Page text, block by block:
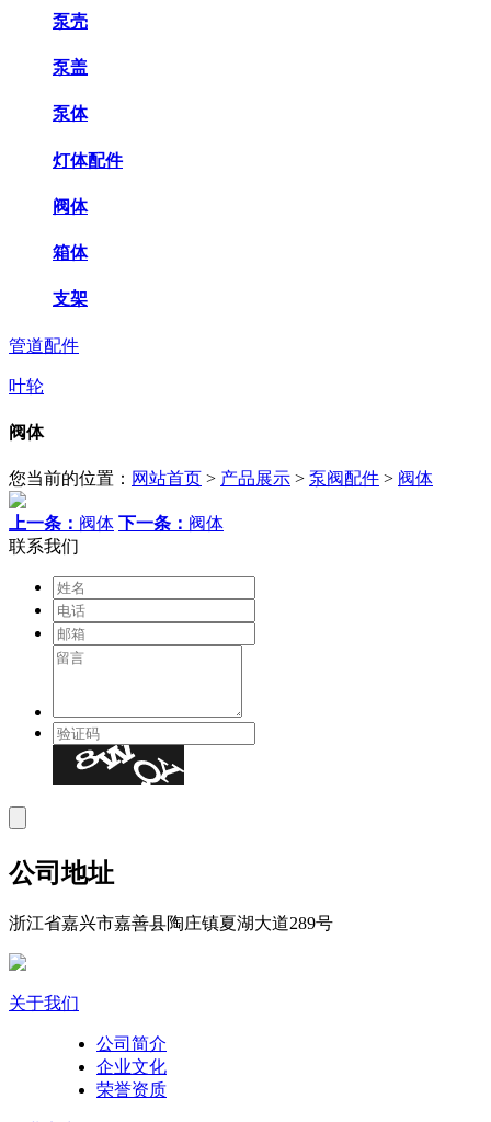
泵壳
泵盖
泵体
灯体配件
阀体
箱体
支架
管道配件
叶轮
阀体
您当前的位置： 网站首页 > 产品展示 > 泵阀配件 > 阀体
上一条： 阀体 下一条： 阀体
联系我们
公司地址
浙江省嘉兴市嘉善县陶庄镇夏湖大道289号
关于我们
公司简介
企业文化
荣誉资质